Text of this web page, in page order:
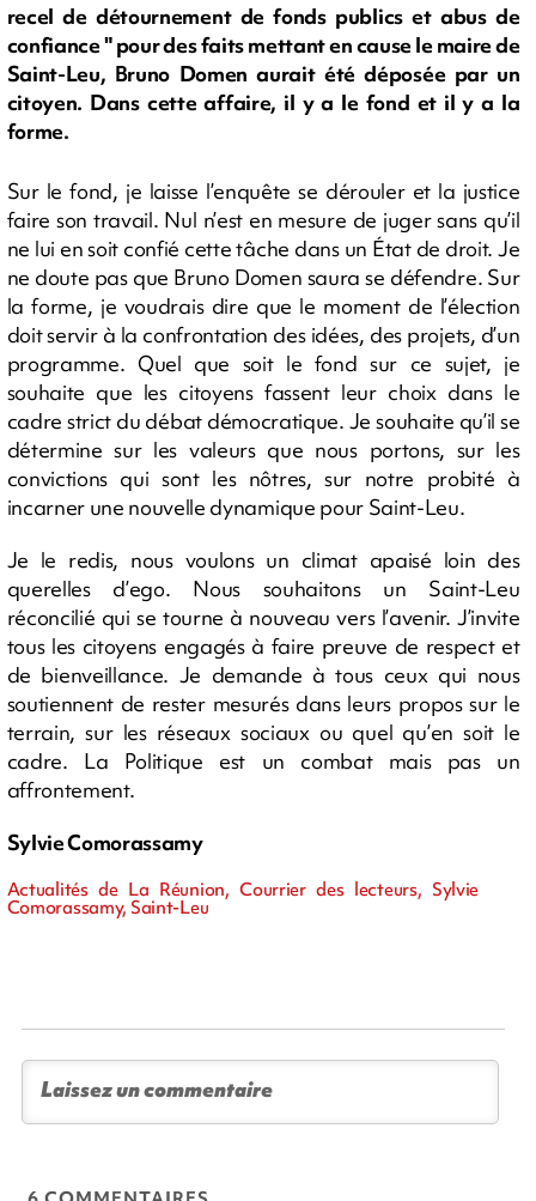
recel de détournement de fonds publics et abus de
confiance " pour des faits mettant en cause le maire de
Saint-Leu, Bruno Domen aurait été déposée par un
citoyen. Dans cette affaire, il y a le fond et il y a la
forme.
Sur le fond, je laisse l’enquête se dérouler et la justice
faire son travail. Nul n’est en mesure de juger sans qu’il
ne lui en soit confié cette tâche dans un État de droit. Je
ne doute pas que Bruno Domen saura se défendre. Sur
la forme, je voudrais dire que le moment de l’élection
doit servir à la confrontation des idées, des projets, d’un
programme. Quel que soit le fond sur ce sujet, je
souhaite que les citoyens fassent leur choix dans le
cadre strict du débat démocratique. Je souhaite qu’il se
détermine sur les valeurs que nous portons, sur les
convictions qui sont les nôtres, sur notre probité à
incarner une nouvelle dynamique pour Saint-Leu.
Je le redis, nous voulons un climat apaisé loin des
querelles d’ego. Nous souhaitons un Saint-Leu
réconcilié qui se tourne à nouveau vers l’avenir. J’invite
tous les citoyens engagés à faire preuve de respect et
de bienveillance. Je demande à tous ceux qui nous
soutiennent de rester mesurés dans leurs propos sur le
terrain, sur les réseaux sociaux ou quel qu’en soit le
cadre. La Politique est un combat mais pas un
affrontement.
Sylvie Comorassamy
Actualités de La Réunion, Courrier des lecteurs, Sylvie
Comorassamy, Saint-Leu